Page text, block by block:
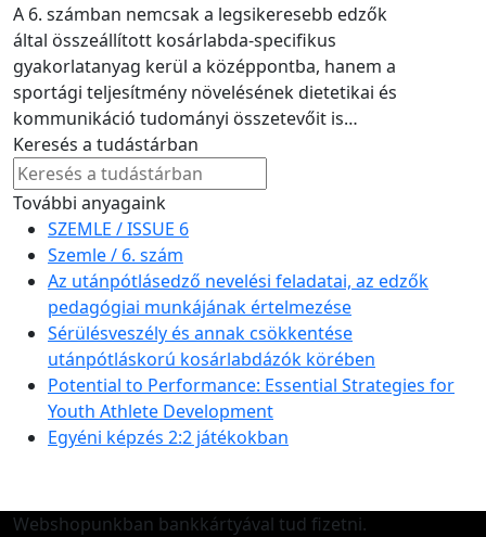
A 6. számban nemcsak a legsikeresebb edzők
által összeállított kosárlabda-specifikus
gyakorlatanyag kerül a középpontba, hanem a
sportági teljesítmény növelésének dietetikai és
kommunikáció tudományi összetevőit is…
Keresés a tudástárban
További anyagaink
SZEMLE / ISSUE 6
Szemle / 6. szám
Az utánpótlásedző nevelési feladatai, az edzők
pedagógiai munkájának értelmezése
Sérülésveszély és annak csökkentése
utánpótláskorú kosárlabdázók körében
Potential to Performance: Essential Strategies for
Youth Athlete Development
Egyéni képzés 2:2 játékokban
Webshopunkban bankkártyával tud fizetni.